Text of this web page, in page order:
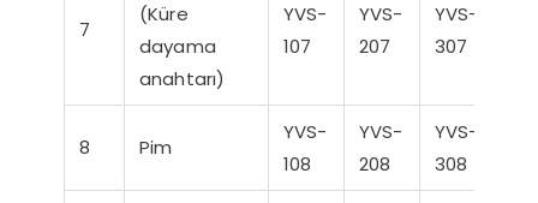
7
(Küre
dayama
anahtarı)
YVS-
107
YVS-
207
YVS-
307
8 Pim
YVS-
108
YVS-
208
YVS-
308